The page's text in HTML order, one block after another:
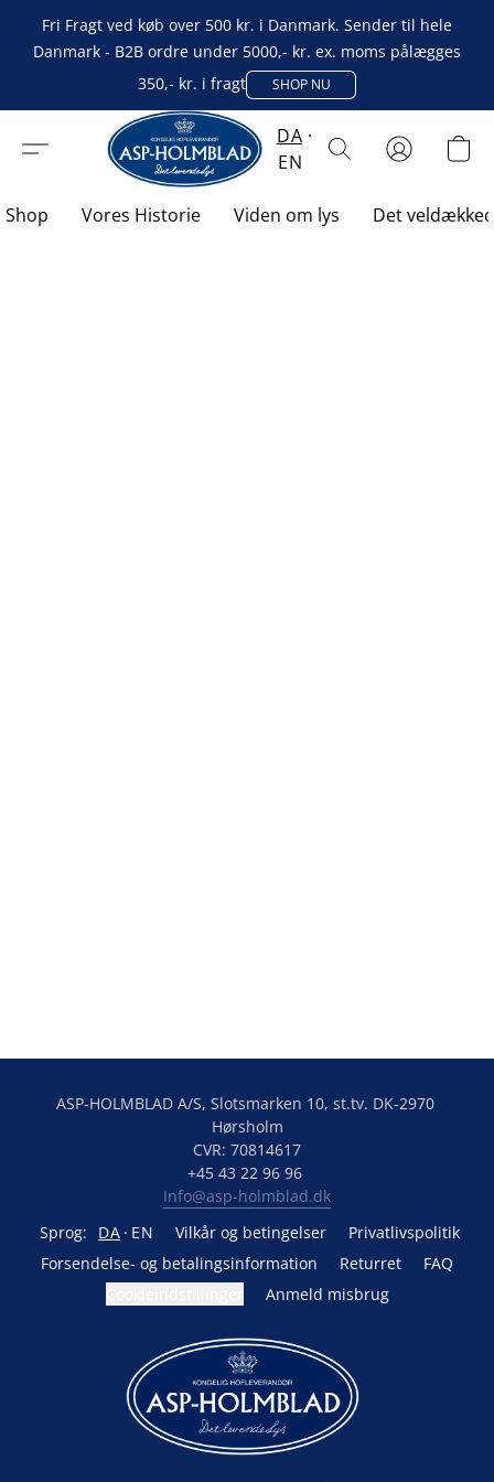
Fri Fragt ved køb over 500 kr. i Danmark. Sender til hele
Danmark - B2B ordre under 5000,- kr. ex. moms pålægges
350,- kr. i fragt
SHOP NU
DA
EN
Shop Vores Historie Viden om lys Det
ASP-HOLMBLAD A/S, Slotsmarken 10, st.tv. DK-2970
Hørsholm
CVR: 70814617
Info@asp-holmblad.dk
Sprog:
DA EN Vilkår og betingelser
Privatlivspolitik
Forsendelse- og betalingsinformation
Returret
FAQ
Anmeld misbrug